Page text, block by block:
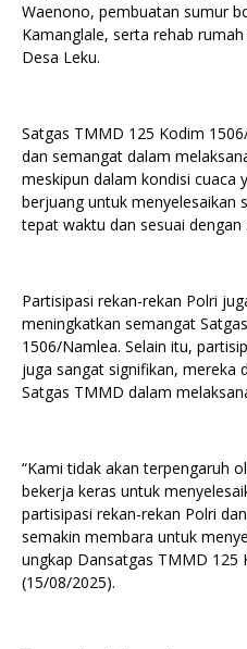
Waenono, pembuatan sumur
Kamanglale, serta rehab
Desa Leku.
Satgas TMMD 125 Kodim
dan semangat dalam
meskipun dalam kondisi cuaca
berjuang untuk menyelesaikan
tepat waktu dan sesuai
Partisipasi rekan-rekan Polri
meningkatkan semangat
1506/Namlea. Selain itu,
juga sangat signifikan, mereka
Satgas TMMD dalam
“Kami tidak akan terpengaruh
bekerja keras untuk
partisipasi rekan-rekan Polri
semakin membara untuk
ungkap Dansatgas TMMD 125
(15/08/2025).